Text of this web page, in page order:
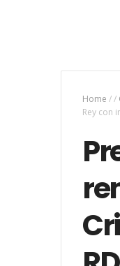
Home //
Rey con